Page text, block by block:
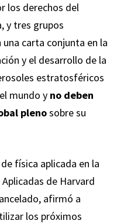
los derechos del
y tres grupos
carta conjunta en la
y el desarrollo de la
estratosféricos
mundo y no deben
plenosobre su
física aplicada en la
de Harvard
afirmó a
los próximos